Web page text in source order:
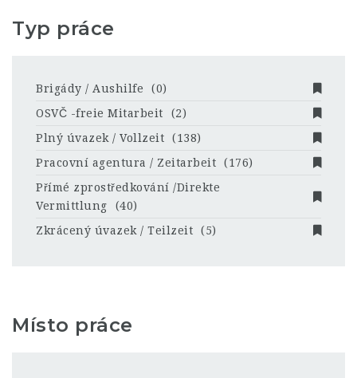
Typ práce
Brigády / Aushilfe
(0)
OSVČ -freie Mitarbeit
(2)
Plný úvazek / Vollzeit
(138)
Pracovní agentura / Zeitarbeit
(176)
Přímé zprostředkování /Direkte
Vermittlung
(40)
Zkrácený úvazek / Teilzeit
(5)
Místo práce